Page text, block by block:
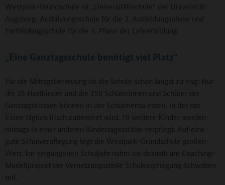
Westpark-Grundschule ist „Universitätsschule“ der Universität
Augsburg, Ausbildungsschule für die 2. Ausbildungsphase und
Fortbildungsschule für die 3. Phase der Lehrerbildung.
„Eine Ganztagsschule benötigt viel Platz“
Für die Mittagsbetreuung ist die Schule schon längst zu eng: Nur
die 25 Hortkinder und die 150 Schülerinnen und Schüler der
Ganztagsklassen können in der Schulmensa essen, in der das
Essen täglich frisch zubereitet wird. 70 weitere Kinder werden
mittags in einer anderen Kindertagesstätte verpflegt. Auf eine
gute Schulverpflegung legt die Westpark-Grundschule großen
Wert. Im vergangenen Schuljahr nahm sie deshalb am Coaching-
Modellprojekt der Vernetzungsstelle Schulverpflegung Schwaben
teil.